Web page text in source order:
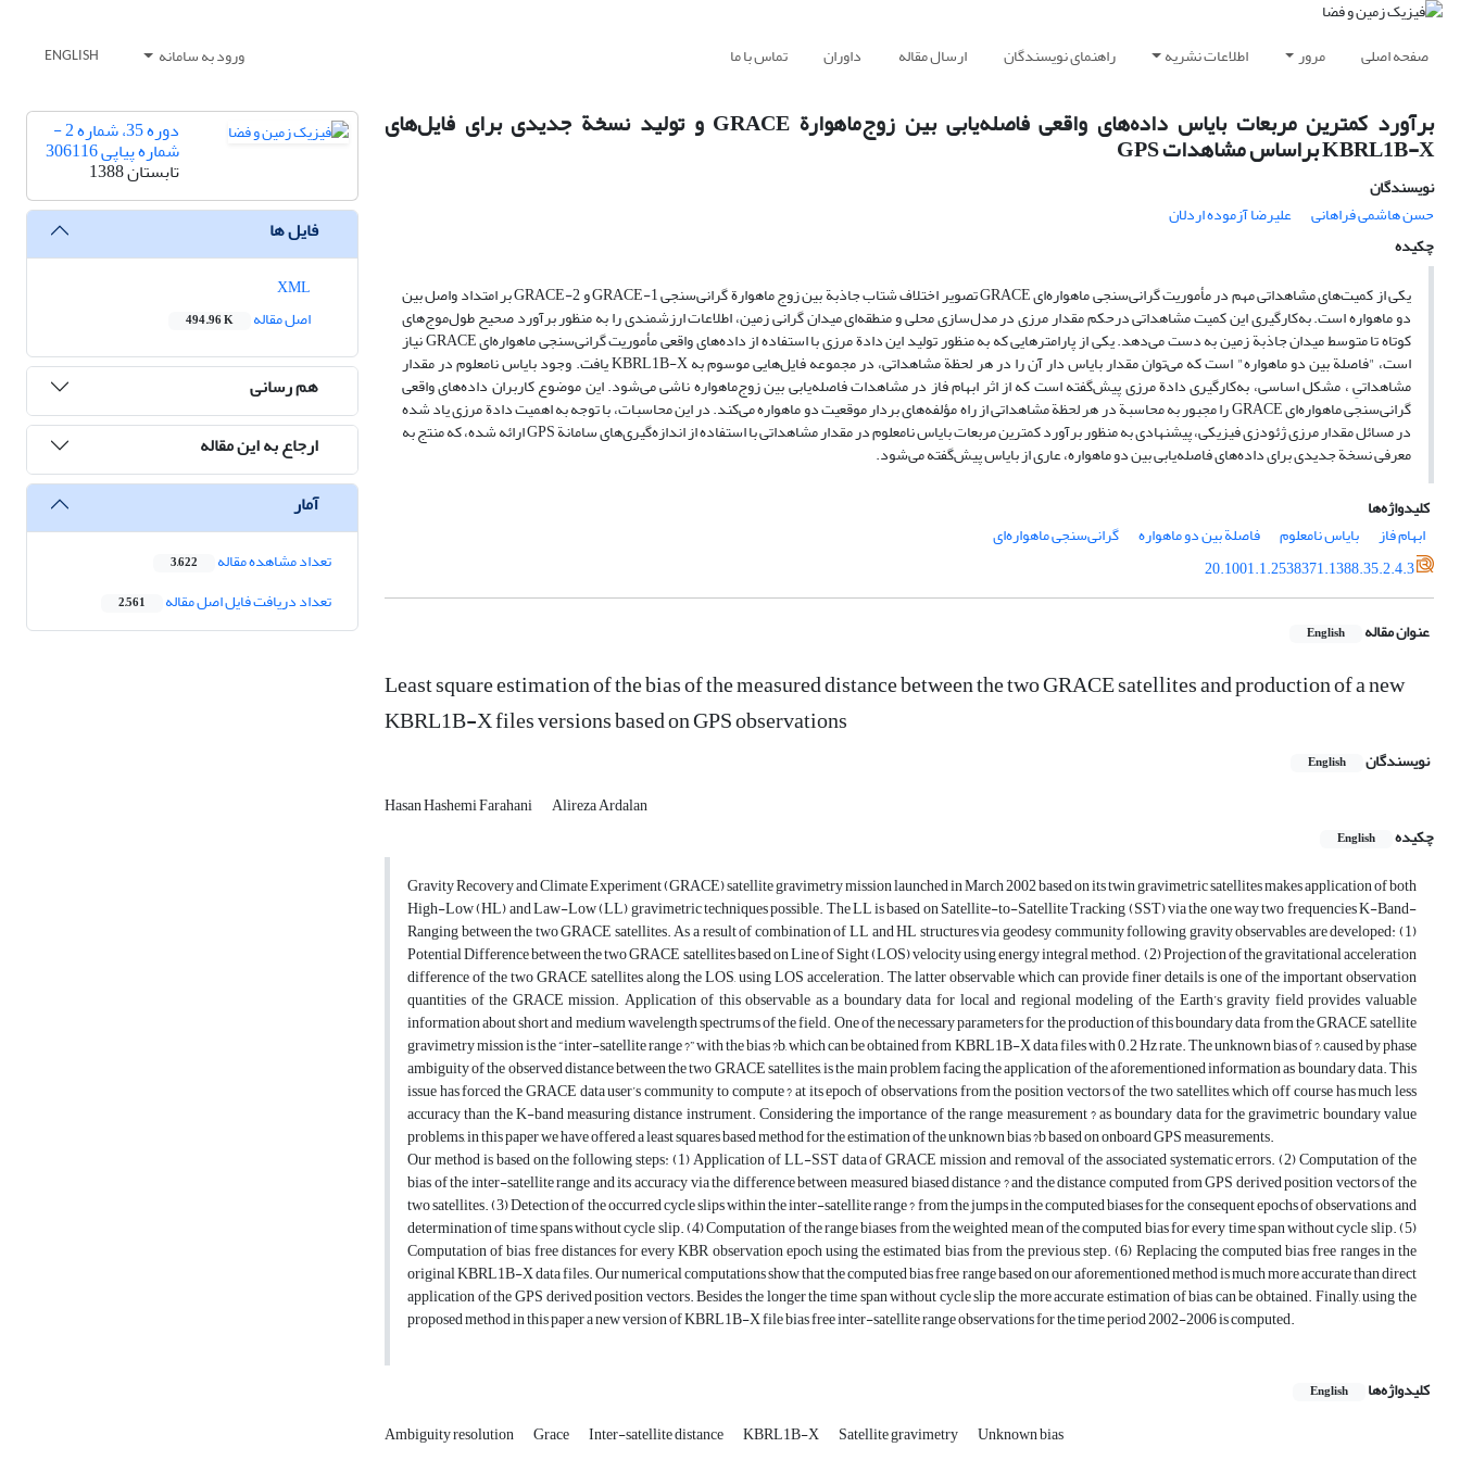
صفحه اصلی مرور اطلاعات نشریه راهنمای نویسندگان ارسال مقاله داوران تماس با ما ورود به سامانه ENGLISH
برآورد کمترین مربعات بایاس داده‌های واقعی فاصله‌یابی بین زوج‌ماهوارة GRACE و تولید نسخة جدیدی برای فایل‌های
KBRL1B-X براساس مشاهدات GPS
نویسندگان
حسن هاشمی فراهانی
علیرضا آزموده اردلان
چکیده
یکی از کمیت‌های مشاهداتی مهم در مأموریت گرانی‌سنجی ماهواره‌ای GRACE تصویر اختلاف شتاب جاذبة بین زوج ماهوارة گرانی‌سنجی GRACE-1 و GRACE-2 بر امتداد واصل بین
دو ماهواره است. به‌کارگیری این کمیت مشاهداتی درحکم مقدار مرزی در مدل‌سازی محلی و منطقه‌ای میدان گرانی زمین، اطلاعات ارزشمندی را به منظور برآورد صحیح طول‌موج‌های
کوتاه تا متوسط میدان جاذبة زمین به دست می‌دهد. یکی از پارامترهایی که به منظور تولید این دادة مرزی با استفاده از داده‌های واقعی مأموریت گرانی‌سنجی ماهواره‌ای GRACE نیاز
است، "فاصلة بین دو ماهواره" است که می‌توان مقدار بایاس دار آن را در هر لحظة مشاهداتی، در مجموعه فایل‌هایی موسوم به KBRL1B-X یافت. وجود بایاس نامعلوم در مقدار
مشاهداتیِ ، مشکل اساسی، به‌کارگیری دادة مرزی پیش‌گفته است که از اثر ابهام فاز در مشاهدات فاصله‌یابی بین زوج‌ماهواره ناشی می‌شود. این موضوع کاربران داده‌های واقعی
گرانی‌سنجی ماهواره‌ای GRACE را مجبور به محاسبة در هر لحظة مشاهداتی از راه مؤلفه‌های بردار موقعیت دو ماهواره می‌کند. در این محاسبات، با توجه به اهمیت دادة مرزی یاد شده
در مسائل مقدار مرزی ژئودزی فیزیکی، پیشنهادی به منظور برآورد کمترین مربعات بایاس نامعلوم در مقدار مشاهداتی با استفاده از اندازه‌گیری‌های سامانة GPS ارائه شده، که منتج به
معرفی نسخة جدیدی برای داده‌های فاصله‌یابی بین دو ماهواره، عاری از بایاس پیش‌گفته می‌شود.
کلیدواژه‌ها
ابهام فاز
بایاس نامعلوم فاصلة بین دو ماهواره
گرانی‌‌سنجی ماهواره‌ای
20.1001.1.2538371.1388.35.2.4.3
عنوان مقاله English
Least square estimation of the bias of the measured distance between the two GRACE satellites and production of a new
KBRL1B-X files versions based on GPS observations
نویسندگان English
Hasan Hashemi Farahani
Alireza Ardalan
چکیده
English
Gravity Recovery and Climate Experiment (GRACE) satellite gravimetry mission launched in March 2002 based on its twin gravimetric satellites makes application of both
High-Low (HL) and Law-Low (LL) gravimetric techniques possible. The LL is based on Satellite-to-Satellite Tracking (SST) via the one way two frequencies K-Band-
Ranging between the two GRACE satellites. As a result of combination of LL and HL structures via geodesy community following gravity observables are developed: (1)
Potential Difference between the two GRACE satellites based on Line of Sight (LOS) velocity using energy integral method. (2) Projection of the gravitational acceleration
difference of the two GRACE satellites along the LOS, using LOS acceleration. The latter observable which can provide finer details is one of the important observation
quantities of the GRACE mission. Application of this observable as a boundary data for local and regional modeling of the Earth’s gravity field provides valuable
information about short and medium wavelength spectrums of the field. One of the necessary parameters for the production of this boundary data from the GRACE satellite
gravimetry mission is the “inter-satellite range ?” with the bias ?b, which can be obtained from KBRL1B-X data files with 0.2 Hz rate. The unknown bias of ?, caused by phase
ambiguity of the observed distance between the two GRACE satellites, is the main problem facing the application of the aforementioned information as boundary data. This
issue has forced the GRACE data user’s community to compute ? at its epoch of observations from the position vectors of the two satellites, which off course has much less
accuracy than the K-band measuring distance instrument. Considering the importance of the range measurement ? as boundary data for the gravimetric boundary value
problems, in this paper we have offered a least squares based method for the estimation of the unknown bias ?b based on onboard GPS measurements.
Our method is based on the following steps: (1) Application of LL-SST data of GRACE mission and removal of the associated systematic errors. (2) Computation of the
bias of the inter-satellite range and its accuracy via the difference between measured biased distance ? and the distance computed from GPS derived position vectors of the
two satellites. (3) Detection of the occurred cycle slips within the inter-satellite range ? from the jumps in the computed biases for the consequent epochs of observations, and
determination of time spans without cycle slip. (4) Computation of the range biases from the weighted mean of the computed bias for every time span without cycle slip. (5)
Computation of bias free distances for every KBR observation epoch using the estimated bias from the previous step. (6) Replacing the computed bias free ranges in the
original KBRL1B-X data files. Our numerical computations show that the computed bias free range based on our aforementioned method is much more accurate than direct
application of the GPS derived position vectors. Besides the longer the time span without cycle slip the more accurate estimation of bias can be obtained. Finally, using the
proposed method in this paper a new version of KBRL1B-X file bias free inter-satellite range observations for the time period 2002-2006 is computed.
کلیدواژه‌ها English
Ambiguity resolution Grace Inter-satellite distance KBRL1B-X Satellite gravimetry Unknown bias
دوره 35، شماره 2 -
شماره پیاپی 306116
تابستان 1388
فایل ها
اصل مقاله
494.96 K
هم رسانی
ارجاع به این مقاله
آمار
تعداد مشاهده مقاله 3,622
تعداد دریافت فایل اصل مقاله 2,561